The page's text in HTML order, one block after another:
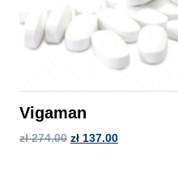
Vigaman
zł274.00 zł 137.00